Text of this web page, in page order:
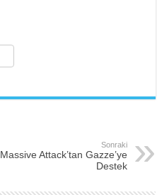
Sonraki
Massive Attack’tan Gazze’ye
Destek